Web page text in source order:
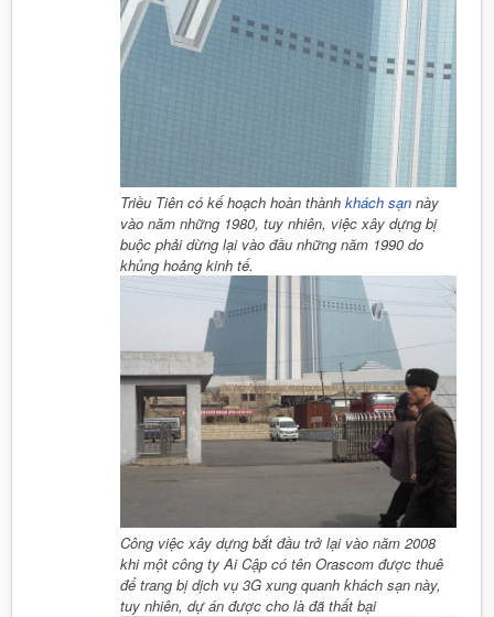
Triều Tiên có kế hoạch hoàn thành khách sạn này
vào năm những 1980, tuy nhiên, việc xây dựng bị
buộc phải dừng lại vào đầu những năm 1990 do
khủng hoảng kinh tế.
Công việc xây dựng bắt đầu trở lại vào năm 2008
khi một công ty Ai Cập có tên Orascom được thuê
để trang bị dịch vụ 3G xung quanh khách sạn này,
tuy nhiên, dự án được cho là đã thất bại